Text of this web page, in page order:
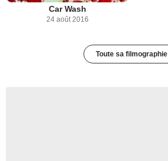
Car Wash
24 août 2016
Toute sa filmographie